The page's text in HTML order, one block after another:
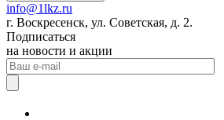
info@1lkz.ru
г. Воскресенск, ул. Советская, д. 2.
Подписаться
на новости и акции